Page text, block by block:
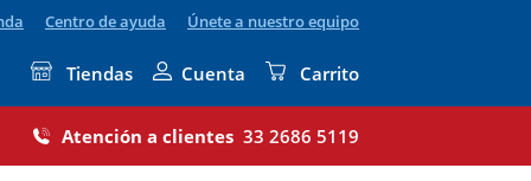
Centro de ayuda Únete a nuestro equipo
Tiendas Cuenta Carrito
Atención a clientes 33 2686 5119